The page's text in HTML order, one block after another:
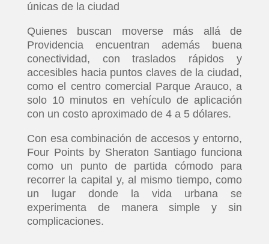
únicas de la ciudad
Quienes buscan moverse más allá de
Providencia encuentran además buena
conectividad, con traslados rápidos y
accesibles hacia puntos claves de la ciudad,
como el centro comercial Parque Arauco, a
solo 10 minutos en vehículo de aplicación
con un costo aproximado de 4 a 5 dólares.
Con esa combinación de accesos y entorno,
Four Points by Sheraton Santiago funciona
como un punto de partida cómodo para
recorrer la capital y, al mismo tiempo, como
un lugar donde la vida urbana se
experimenta de manera simple y sin
complicaciones.